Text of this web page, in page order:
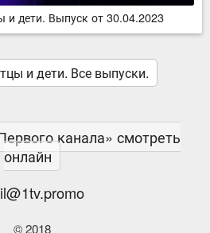
и дети. Выпуск от 30.04.2023
и дети. Все выпуски.
канала» смотреть
онлайн
© 2018